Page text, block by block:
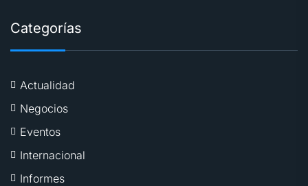
Categorías
Actualidad
Negocios
Eventos
Internacional
Informes